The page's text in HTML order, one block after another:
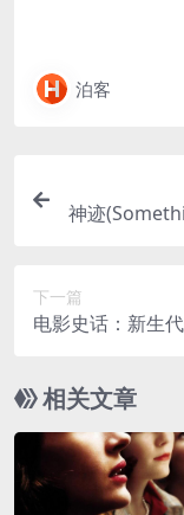
泊客
神迹
黑人实验员
下一篇
电影史话：新生
史学家马克·卡
纪以来全球电影
生虫》，带你重
相关文章